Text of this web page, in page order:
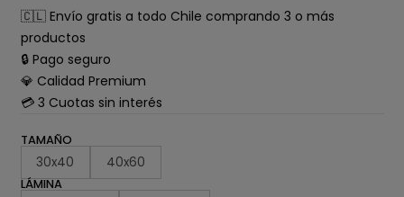
🇨🇱 Envío gratis a todo Chile comprando 3 o más
productos
🔒 Pago seguro
💎 Calidad Premium
💳 3 Cuotas sin interés
TAMAÑO
30x40 40x60
LÁMINA